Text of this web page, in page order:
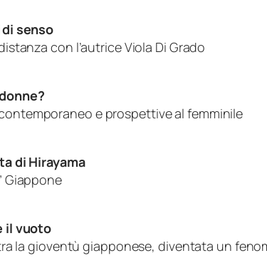
senso
con l’autrice Viola Di Grado
e prospettive al femminile
di Hirayama
Giappone
il vuoto
la gioventù giapponese, diventata un